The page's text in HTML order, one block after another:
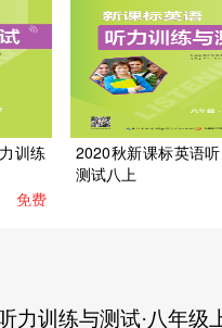
训练
免费
2020秋新课标英语
测试八上
力训练与测试·八年